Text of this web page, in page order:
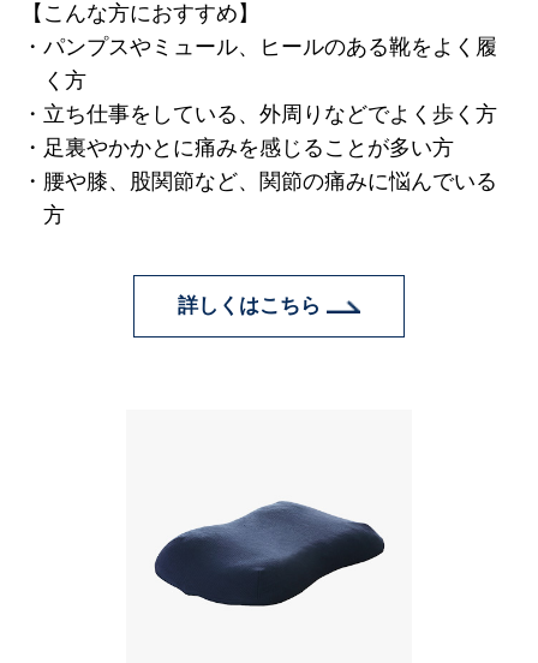
【こんな方におすすめ】
パンプスやミュール、ヒールのある靴をよく履
く方
立ち仕事をしている、外周りなどでよく歩く方
足裏やかかとに痛みを感じることが多い方
腰や膝、股関節など、関節の痛みに悩んでいる
方
詳しくはこちら